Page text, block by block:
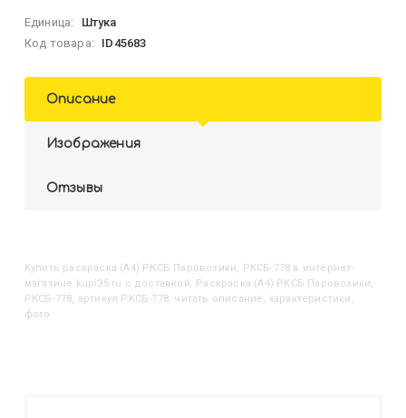
Единица:
Штука
Код товара:
ID45683
Описание
Изображения
Отзывы
Купить Раскраска (А4) РКСБ Паровозики, РКСБ-778 в интернет-
магазине kupi35.ru с доставкой. Раскраска (А4) РКСБ Паровозики,
РКСБ-778, артикул РКСБ-778: читать описание, характеристики,
фото